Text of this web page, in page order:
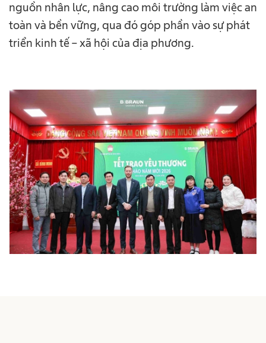
nguồn nhân lực, nâng cao môi trường làm việc an
toàn và bền vững, qua đó góp phần vào sự phát
triển kinh tế – xã hội của địa phương.